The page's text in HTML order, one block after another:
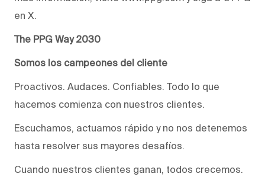
en X.
The PPG Way 2030
Somos los campeones del cliente
Proactivos. Audaces. Confiables. Todo lo que
hacemos comienza con nuestros clientes.
Escuchamos, actuamos rápido y no nos detenemos
hasta resolver sus mayores desafíos.
Cuando nuestros clientes ganan, todos crecemos.